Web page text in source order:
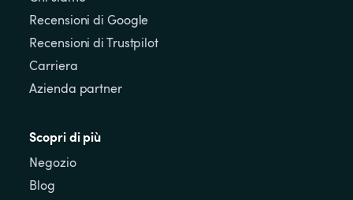
Recensioni di Google
Recensioni di Trustpilot
Carriera
Azienda partner
Scopri di più
Negozio
Blog